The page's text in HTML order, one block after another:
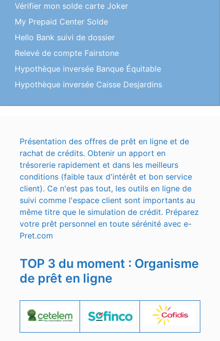
Vérifier mon solde carte Joker
My Prepaid Center Solde
Hello Bank suivi de dossier
Relevé de compte Fairstone
Hypothèque inversée Banque Équitable
Hypothèque inversée Caisse Desjardins
Présentation des offres de prêt en ligne et de
rachat de crédits. Obtenir un apport en
trésorerie rapidement et dans les meilleurs
conditions (faible taux d'intérêt et bon service
client). Ce n'est pas tout, les outils en ligne de
suivi comme l'espace client sont importants au
même titre que le simulation de crédit. Préparez
votre prêt personnel en toute sérénité avec e-
Pret.com
TOP 3 du moment : Organisme
de prêt en ligne